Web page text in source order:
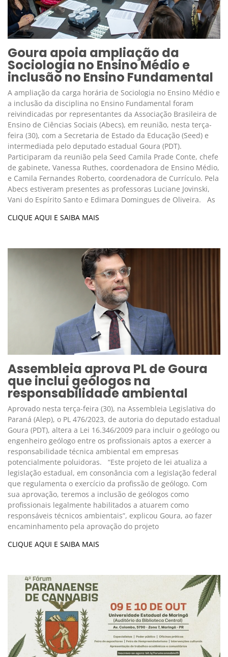
Goura apoia ampliação da
Sociologia no Ensino Médio e
inclusão no Ensino Fundamental
A ampliação da carga horária de Sociologia no Ensino Médio e
a inclusão da disciplina no Ensino Fundamental foram
reivindicadas por representantes da Associação Brasileira de
Ensino de Ciências Sociais (Abecs), em reunião, nesta terça-
feira (30), com a Secretaria de Estado da Educação (Seed) e
intermediada pelo deputado estadual Goura (PDT).
Participaram da reunião pela Seed Camila Prade Conte, chefe
de gabinete, Vanessa Ruthes, coordenadora de Ensino Médio,
e Camila Fernandes Roberto, coordenadora de Currículo. Pela
Abecs estiveram presentes as professoras Luciane Jovinski,
Vani do Espírito Santo e Edimara Domingues de Oliveira. As
CLIQUE AQUI E SAIBA MAIS
Assembleia aprova PL de Goura
que inclui geólogos na
responsabilidade ambiental
Aprovado nesta terça-feira (30), na Assembleia Legislativa do
Paraná (Alep), o PL 476/2023, de autoria do deputado estadual
Goura (PDT), altera a Lei 16.346/2009 para incluir o geólogo ou
engenheiro geólogo entre os profissionais aptos a exercer a
responsabilidade técnica ambiental em empresas
potencialmente poluidoras. “Este projeto de lei atualiza a
legislação estadual, em consonância com a legislação federal
que regulamenta o exercício da profissão de geólogo. Com
sua aprovação, teremos a inclusão de geólogos como
profissionais legalmente habilitados a atuarem como
responsáveis técnicos ambientais”, explicou Goura, ao fazer
encaminhamento pela aprovação do projeto
CLIQUE AQUI E SAIBA MAIS